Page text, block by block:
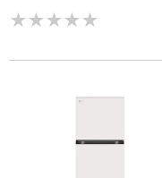
★★★★★
★★★★★